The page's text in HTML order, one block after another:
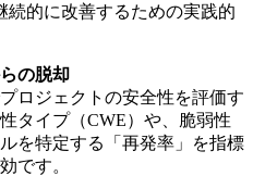
的に改善するための実践的
の脱却
ロジェクトの安全性を評価す
タイプ（CWE）や、脆弱性
を特定する「再発率」を指標
です。